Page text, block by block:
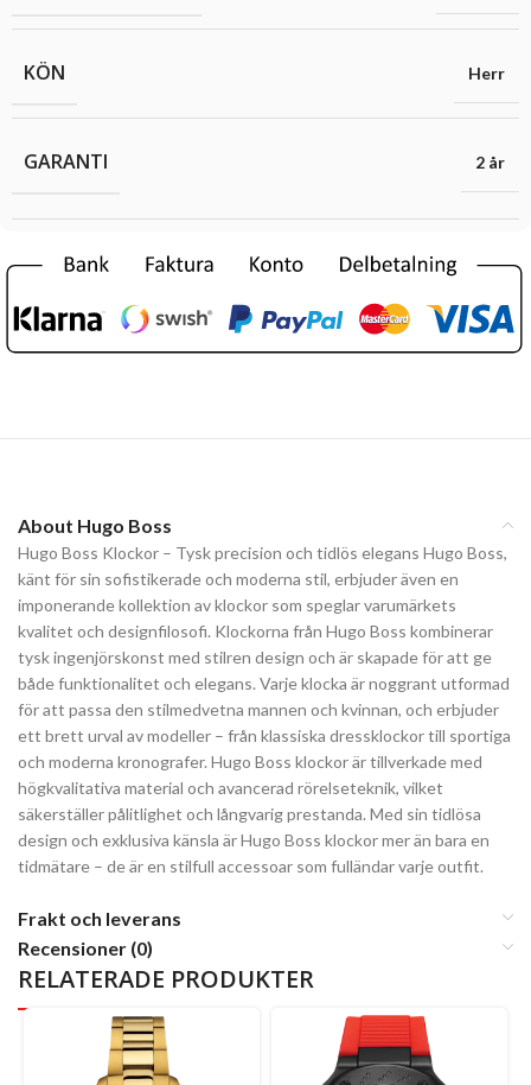
KÖN Herr
GARANTI 2 år
About Hugo Boss
Hugo Boss Klockor – Tysk precision och tidlös elegans Hugo Boss,
känt för sin sofistikerade och moderna stil, erbjuder även en
imponerande kollektion av klockor som speglar varumärkets
kvalitet och designfilosofi. Klockorna från Hugo Boss kombinerar
tysk ingenjörskonst med stilren design och är skapade för att ge
både funktionalitet och elegans. Varje klocka är noggrant utformad
för att passa den stilmedvetna mannen och kvinnan, och erbjuder
ett brett urval av modeller – från klassiska dressklockor till sportiga
och moderna kronografer. Hugo Boss klockor är tillverkade med
högkvalitativa material och avancerad rörelseteknik, vilket
säkerställer pålitlighet och långvarig prestanda. Med sin tidlösa
design och exklusiva känsla är Hugo Boss klockor mer än bara en
tidmätare – de är en stilfull accessoar som fulländar varje outfit.
Frakt och leverans
Recensioner (0)
RELATERADE PRODUKTER